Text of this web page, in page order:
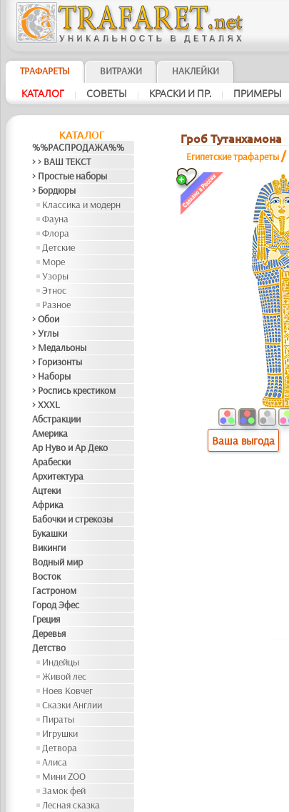
ТРАФАРЕТЫ ВИТРАЖИ НАКЛЕЙКИ
КАТАЛОГ | СОВЕТЫ | КРАСКИ И ПР. | ПРИМЕРЫ
КАТАЛОГ
%%РАСПРОДАЖА%%
> > ВАШ ТЕКСТ
> Простые наборы
> Бордюры
Классика и модерн
Фауна
Флора
Детские
Море
Узоры
Этнос
Разное
> Обои
> Углы
> Медальоны
> Горизонты
> Наборы
> Роспись крестиком
> XXXL
Абстракции
Америка
Ар Нуво и Ар Деко
Арабески
Архитектура
Ацтеки
Африка
Бабочки и стрекозы
Букашки
Викинги
Водный мир
Восток
Гастроном
Город Эфес
Греция
Деревья
Детство
Индейцы
Живой лес
Ноев Ковчег
Сказки Англии
Пираты
Игрушки
Детвора
Алиса
Мини ZOO
Замок фей
Лесная сказка
Гроб Тутанхамона
Египетские трафареты /
Ваша выгода